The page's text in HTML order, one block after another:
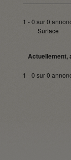
1 - 0 sur 0
Surface
Actuellement,
1 - 0 sur 0